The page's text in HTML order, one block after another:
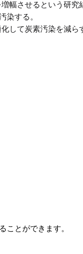
幅させるという研
染する。
して炭素汚染を減
ことができます。